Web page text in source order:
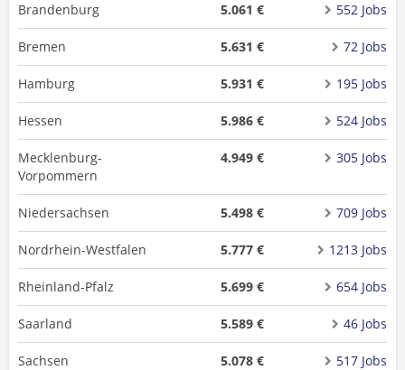
Brandenburg 5.061 € 552 Jobs
Bremen 5.631 € 72 Jobs
Hamburg 5.931 € 195 Jobs
Hessen 5.986 € 524 Jobs
Mecklenburg-
Vorpommern
4.949 € 305 Jobs
Niedersachsen 5.498 € 709 Jobs
Nordrhein-Westfalen 5.777 € 1213 Jobs
Rheinland-Pfalz 5.699 € 654 Jobs
Saarland 5.589 € 46 Jobs
Sachsen 5.078 € 517 Jobs